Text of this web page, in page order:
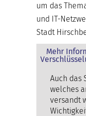
um das
und IT-
Stadt
Mehr
Auch das
welches
versandt